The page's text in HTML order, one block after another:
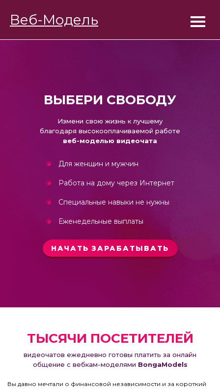
Веб-Модель
BongaModels Работа девушкам
ВЫБЕРИ СВОБОДУ
Измени свою жизнь к лучшему
благодаря высокооплачиваемой работе
веб-моделью видеочата
Для женщин и мужчин
Работа на дому через Интернет
Специальные навыки не нужны
Еженедельные выплаты
НАЧАТЬ ЗАРАБАТЫВАТЬ
ТЫСЯЧИ ПОСЕТИТЕЛЕЙ
видеочатов ежедневно готовы платить за онлайн
общение с вебкам-моделями BongaModels
Вы давно мечтали о финансовой независимости и за короткий